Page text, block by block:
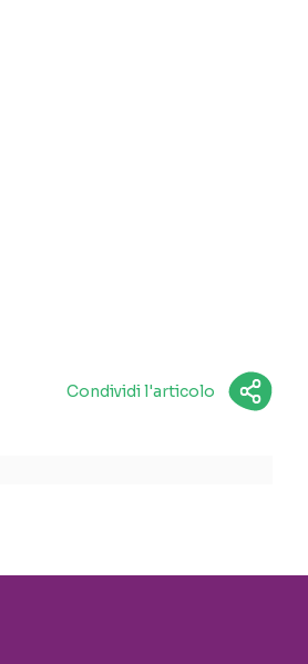
Condividi l'articolo